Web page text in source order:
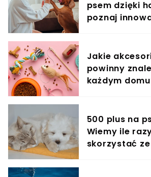
się do obecności twojego
łóżku? To świetnie- naprawdę
swojego czworonożnego pupila!
brudu, z którym również się
psa. Kursu BHP twój futrzany nie
stanie zdać na ocenę pozytywną,
zobaczmy, jak przekonać go do
psem dzięki
poznaj
Jakie
powinny
każdym
500 plus na
Wiemy ile
skorzystać